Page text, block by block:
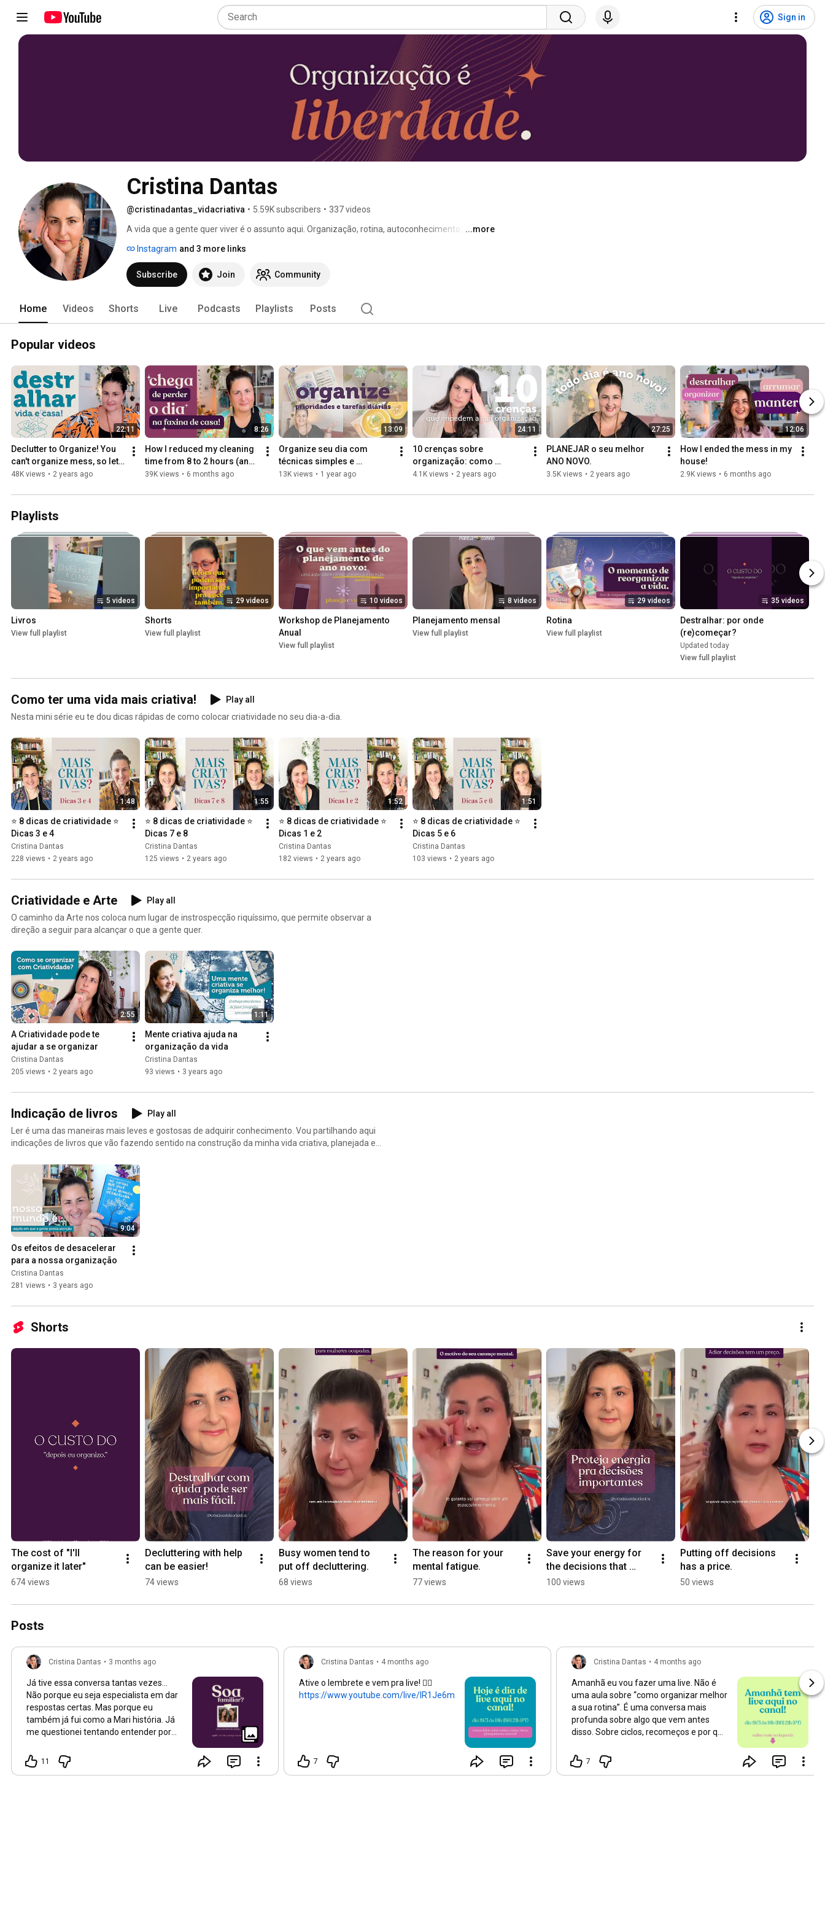
Sign in
Cristina Dantas
@cristinadantas_vidacriativa • 5.59K subscribers • 337 videos
A vida que a gente quer viver é o assunto aqui. Organização, rotina, autoconhecimento, psiquê
Cristina Dantas, criadora do Método Vida Criativa, certificada pelo Método Vida Organizada e
com formação em outras áreas do desenvolvimento humano.
...more
Instagram and 3 more links
Subscribe Join Community
Home Videos Shorts Live Podcasts Playlists Posts
Popular videos
22:11
Declutter to Organize! You
can't organize mess, so let's
learn how to do it!
48K views • 2 years ago
8:26
How I reduced my cleaning
time from 8 to 2 hours (and
clean better!)
39K views • 6 months ago
13:09
Organize seu dia com
técnicas simples e
acessíveis.
13K views • 1 year ago
24:11
10 crenças sobre
organização: como
identificar, questionar e
4.1K views • 2 years ago
27:25
PLANEJAR o seu melhor
ANO NOVO.
3.5K views • 2 years ago
12:06
How I ended the mess in my
house!
2.9K views • 6 months ago
Playlists
5 videos
Livros
View full playlist
29 videos
Shorts
View full playlist
10 videos
Workshop de Planejamento
Anual
View full playlist
8 videos
Planejamento mensal
View full playlist
29 videos
Rotina
View full playlist
35 videos
Destralhar: por onde
(re)começar?
Updated today
View full playlist
Como ter uma vida mais criativa!
Play all
Nesta mini série eu te dou dicas rápidas de como colocar criatividade no seu dia-a-dia.
1:48
⭐️ 8 dicas de criatividade ⭐️
Dicas 3 e 4
Cristina Dantas
228 views • 2 years ago
1:55
⭐️ 8 dicas de criatividade ⭐️
Dicas 7 e 8
Cristina Dantas
125 views • 2 years ago
1:52
⭐️ 8 dicas de criatividade ⭐️
Dicas 1 e 2
Cristina Dantas
182 views • 2 years ago
1:51
⭐️ 8 dicas de criatividade ⭐️
Dicas 5 e 6
Cristina Dantas
103 views • 2 years ago
Criatividade e Arte
Play all
O caminho da Arte nos coloca num lugar de instrospecção riquíssimo, que permite observar a
direção a seguir para alcançar o que a gente quer.
2:55
A Criatividade pode te
ajudar a se organizar
Cristina Dantas
205 views • 2 years ago
1:11
Mente criativa ajuda na
organização da vida
Cristina Dantas
93 views • 3 years ago
Indicação de livros
Play all
Ler é uma das maneiras mais leves e gostosas de adquirir conhecimento. Vou partilhando aqui
indicações de livros que vão fazendo sentido na construção da minha vida criativa, planejada e
9:04
Os efeitos de desacelerar
para a nossa organização
Cristina Dantas
281 views • 3 years ago
Shorts
The cost of "I'll
organize it later"
674 views
Decluttering with help
can be easier!
74 views
Busy women tend to
put off decluttering.
68 views
The reason for your
mental fatigue.
77 views
Save your energy for
the decisions that
matter!
100 views
Putting off decisions
has a price.
50 views
Posts
Cristina Dantas • 3 months ago
Já tive essa conversa tantas vezes...
Não porque eu seja especialista em dar
respostas certas. Mas porque eu
também já fui como a Mari história. Já
me questionei tentando entender por
começava. O que eu aprendi, e que a
Mari ainda está aprendendo, é que a
11
Cristina Dantas • 4 months ago
Ative o lembrete e vem pra live! 👇🏻
https://www.youtube.com/live/IR1Je6m1...
7
Cristina Dantas • 4 months ago
Amanhã eu vou fazer uma live. Não é
uma aula sobre “como organizar melhor
a sua rotina”. É uma conversa mais
profunda sobre algo que vem antes
disso. Sobre ciclos, recomeços e por que
todos os dias fossem iguais, quando
eles não são. Eu vou falar sobre como
7